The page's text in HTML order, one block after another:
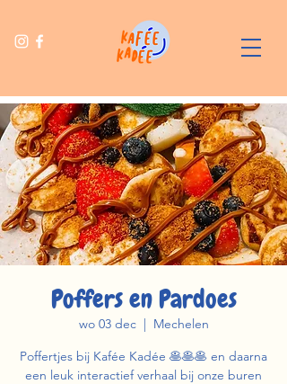
Poffers en Pardoes
wo 03 dec
  |
Mechelen
Poffertjes bij Kafée Kadée 🥞🥞🥞 en daarna
een leuk interactief verhaal bij onze buren